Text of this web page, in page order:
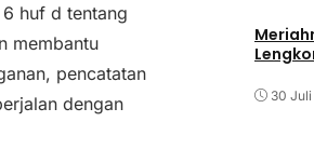
huf d tentang
membantu
pencatatan
dengan
30